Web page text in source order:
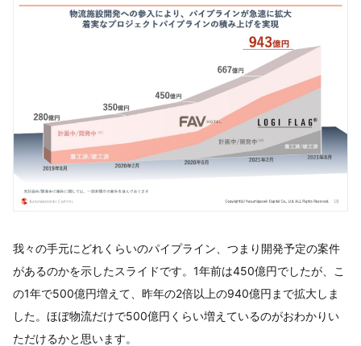
我々の手元にどれくらいのパイプライン、つまり開発予定の案件
があるのかを示したスライドです。1年前は450億円でしたが、こ
の1年で500億円増えて、昨年の2倍以上の940億円まで拡大しま
した。ほぼ物流だけで500億円くらい増えているのがおわかりい
ただけるかと思います。